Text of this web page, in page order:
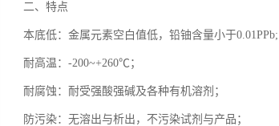
二、特点
本底低：金属元素空白值低，铅铀含量小于0.01PPb;
耐高温：-200~+260℃；
耐腐蚀：耐受强酸强碱及各种有机溶剂；
防污染：无溶出与析出，不污染试剂与产品；